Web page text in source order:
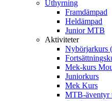
Uthyrning
Framdämpad
Heldämpad
Junior MTB
Aktiviteter
Nybörjarkurs
Mek-kurs
Juniorkurs
Mek Kurs
MTB-äventyr